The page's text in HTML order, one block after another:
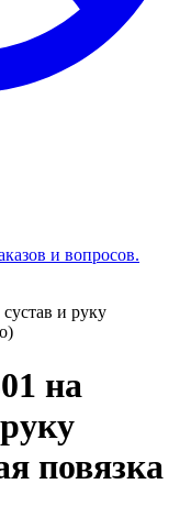
и вопросов.
и руку
на
повязка